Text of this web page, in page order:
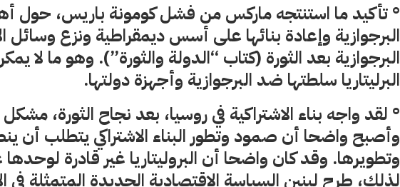
° تأكيد ما استنتجه ماركس من فشل كومونة باريس، حول
البرجوازية وإعادة بنائها على أسس ديمقراطية ونزع وسائل
البرجوازية بعد الثورة (كتاب “الدولة والثورة”). وهو ما لا
البرليتاريا سلطتها ضد البرجوازية وأجهزة دولتها.
° لقد واجه بناء الاشتراكية في روسيا، بعد نجاح الثورة،
وأصبح واضحا أن صمود وتطور البناء الاشتراكي يتطلب أن
وتطويرها. وقد كان واضحا أن البروليتاريا غير قادرة
لذلك، طرح لينين السياسة الاقتصادية الجديدة المتمثلة في